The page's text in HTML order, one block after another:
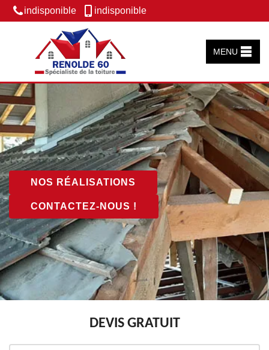
indisponible indisponible
MENU
NOS RÉALISATIONS
CONTACTEZ-NOUS !
DEVIS GRATUIT